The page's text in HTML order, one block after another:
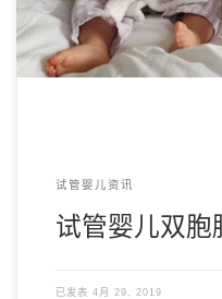
大多数人都希望可以移 […]
试管婴儿资讯
试管婴儿双胞
已发表 4月 29, 2019